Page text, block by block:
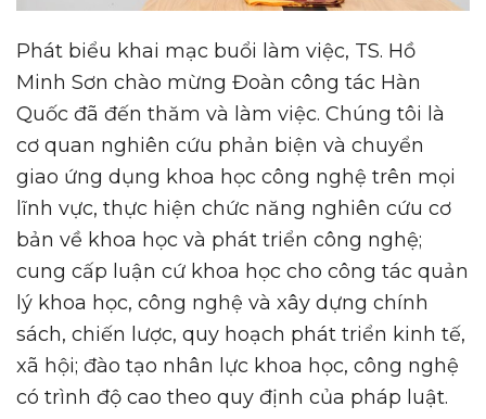
Phát biểu khai mạc buổi làm việc, TS. Hồ
Minh Sơn chào mừng Đoàn công tác Hàn
Quốc đã đến thăm và làm việc. Chúng tôi là
cơ quan nghiên cứu phản biện và chuyển
giao ứng dụng khoa học công nghệ trên mọi
lĩnh vực, thực hiện chức năng nghiên cứu cơ
bản về khoa học và phát triển công nghệ;
cung cấp luận cứ khoa học cho công tác quản
lý khoa học, công nghệ và xây dựng chính
sách, chiến lược, quy hoạch phát triển kinh tế,
xã hội; đào tạo nhân lực khoa học, công nghệ
có trình độ cao theo quy định của pháp luật.